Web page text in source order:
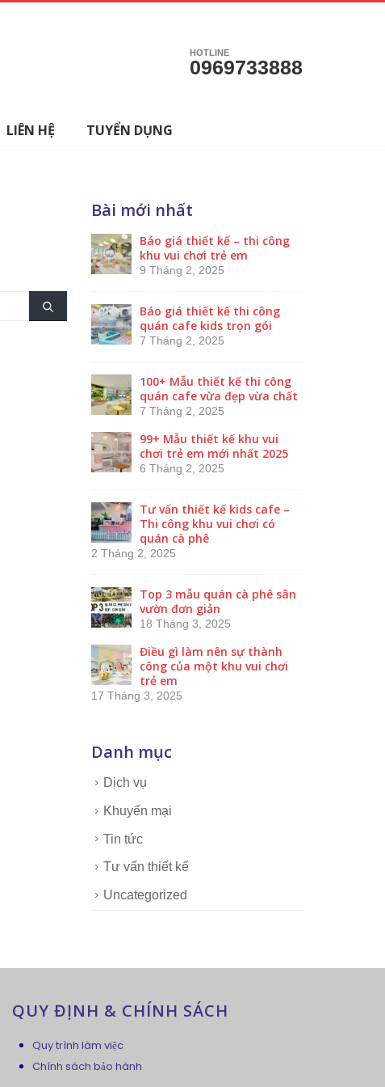
HOTLINE
0969733888
LIÊN HỆ TUYỂN DỤNG
Bài mới nhất
Báo giá thiết kế – thi công
khu vui chơi trẻ em
9 Tháng 2, 2025
Báo giá thiết kế thi công
quán cafe kids trọn gói
7 Tháng 2, 2025
100+ Mẫu thiết kế thi công
quán cafe vừa đẹp vừa chất
7 Tháng 2, 2025
99+ Mẫu thiết kế khu vui
chơi trẻ em mới nhất 2025
6 Tháng 2, 2025
Tư vấn thiết kế kids cafe –
Thi công khu vui chơi có
quán cà phê
2 Tháng 2, 2025
Top 3 mẫu quán cà phê sân
vườn đơn giản
18 Tháng 3, 2025
Điều gì làm nên sự thành
công của một khu vui chơi
trẻ em
17 Tháng 3, 2025
Danh mục
Dịch vụ
Khuyến mại
Tin tức
Tư vấn thiết kế
Uncategorized
QUY ĐỊNH & CHÍNH SÁCH
Quy trình làm việc
Chính sách bảo hành